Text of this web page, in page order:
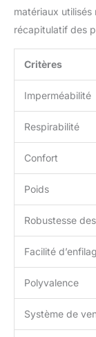
matériaux
récapitulatif des
Critères
Imperméabilité
Respirabilité
Confort
Poids
Robustesse
Facilité
Polyvalence
Système de